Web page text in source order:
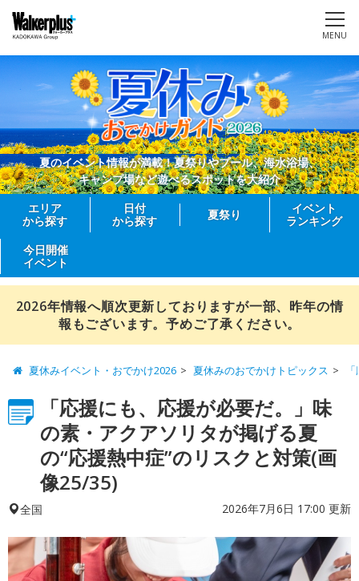
MENU
夏のイベント情報が満載！夏祭りやプール、海水浴場、
キャンプ場など遊べるスポットを大紹介
エリア
から探す
日付
から探す
夏祭り
イベント
ランキング
今日開催
イベント
2026年情報へ順次更新しておりますが一部、昨年の情
報もございます。予めご了承ください。
夏休みイベント・おでかけ2026 夏休みのおでかけトピックス
「応援にも、応援が必要だ。」味
の素・アクアソリタが掲げる夏
の“応援熱中症”のリスクと対策(画
像25/35)
全国 2026年7月6日 17:00 更新